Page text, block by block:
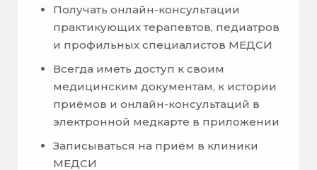
Получать онлайн-консультации
практикующих терапевтов, педиатров
и профильных специалистов МЕДСИ
Всегда иметь доступ к своим
медицинским документам, к истории
приёмов и онлайн-консультаций в
электронной медкарте в приложении
Записываться на приём в клиники
МЕДСИ